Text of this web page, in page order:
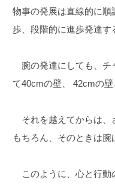
物事の発展は直線的に
歩、段階的に進歩発達す
腕の発達にしても、チ
て40cmの壁、 42cmの
それを越えてからは、
もちろん、そのときは
このように、心と行動